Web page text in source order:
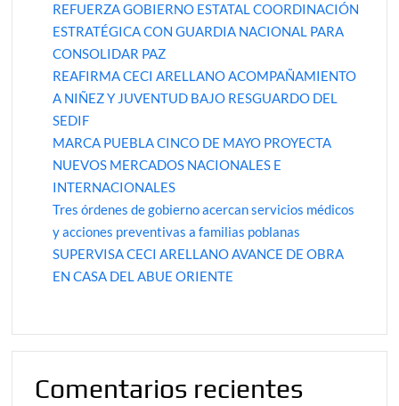
REFUERZA GOBIERNO ESTATAL COORDINACIÓN
ESTRATÉGICA CON GUARDIA NACIONAL PARA
CONSOLIDAR PAZ
REAFIRMA CECI ARELLANO ACOMPAÑAMIENTO
A NIÑEZ Y JUVENTUD BAJO RESGUARDO DEL
SEDIF
MARCA PUEBLA CINCO DE MAYO PROYECTA
NUEVOS MERCADOS NACIONALES E
INTERNACIONALES
Tres órdenes de gobierno acercan servicios médicos
y acciones preventivas a familias poblanas
SUPERVISA CECI ARELLANO AVANCE DE OBRA
EN CASA DEL ABUE ORIENTE
Comentarios recientes